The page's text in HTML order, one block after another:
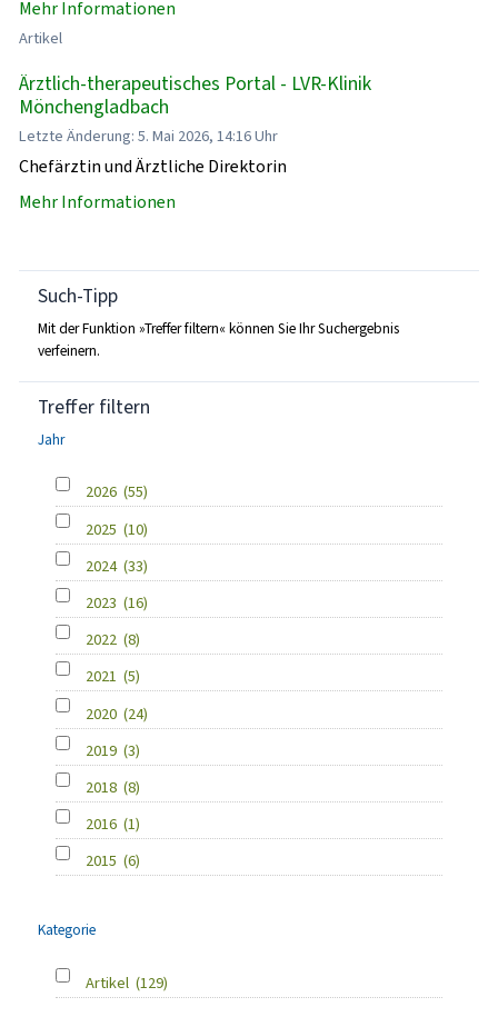
Mehr Informationen
Artikel
Ärztlich-therapeutisches Portal - LVR-Klinik
Mönchengladbach
Letzte Änderung: 5. Mai 2026, 14:16 Uhr
Chefärztin und Ärztliche Direktorin
Mehr Informationen
Such-Tipp
Mit der Funktion »Treffer filtern« können Sie Ihr Suchergebnis
verfeinern.
Treffer filtern
Jahr
2026 (55)
2025 (10)
2024 (33)
2023 (16)
2022 (8)
2021 (5)
2020 (24)
2019 (3)
2018 (8)
2016 (1)
2015 (6)
Kategorie
Artikel (129)